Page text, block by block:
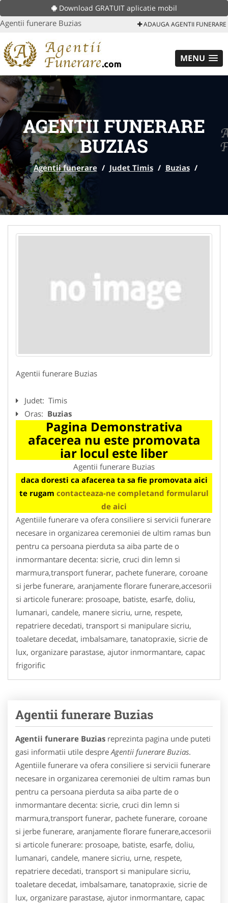
Download GRATUIT aplicatie mobil
Agentii funerare Buzias ADAUGA AGENTII FUNERARE
MENU
AGENTII FUNERARE
BUZIAS
Agentii funerare / Judet Timis / Buzias /
Agentii funerare Buzias
Judet: Timis
Oras: Buzias
Pagina Demonstrativa
afacerea nu este promovata
iar locul este liber
Agentii funerare Buzias
daca doresti ca afacerea ta sa fie promovata aici
te rugam contacteaza-ne completand formularul
de aici
Agentiile funerare va ofera consiliere si servicii funerare
necesare in organizarea ceremoniei de ultim ramas bun
pentru ca persoana pierduta sa aiba parte de o
inmormantare decenta: sicrie, cruci din lemn si
marmura,transport funerar, pachete funerare, coroane
si jerbe funerare, aranjamente florare funerare,accesorii
si articole funerare: prosoape, batiste, esarfe, doliu,
lumanari, candele, manere sicriu, urne, respete,
repatriere decedati, transport si manipulare sicriu,
toaletare decedat, imbalsamare, tanatopraxie, sicrie de
lux, organizare parastase, ajutor inmormantare, capac
frigorific
Agentii funerare Buzias
Agentii funerare Buzias reprezinta pagina unde puteti
gasi informatii utile despre Agentii funerare Buzias.
Agentiile funerare va ofera consiliere si servicii funerare
necesare in organizarea ceremoniei de ultim ramas bun
pentru ca persoana pierduta sa aiba parte de o
inmormantare decenta: sicrie, cruci din lemn si
marmura,transport funerar, pachete funerare, coroane
si jerbe funerare, aranjamente florare funerare,accesorii
si articole funerare: prosoape, batiste, esarfe, doliu,
lumanari, candele, manere sicriu, urne, respete,
repatriere decedati, transport si manipulare sicriu,
toaletare decedat, imbalsamare, tanatopraxie, sicrie de
lux, organizare parastase, ajutor inmormantare, capac